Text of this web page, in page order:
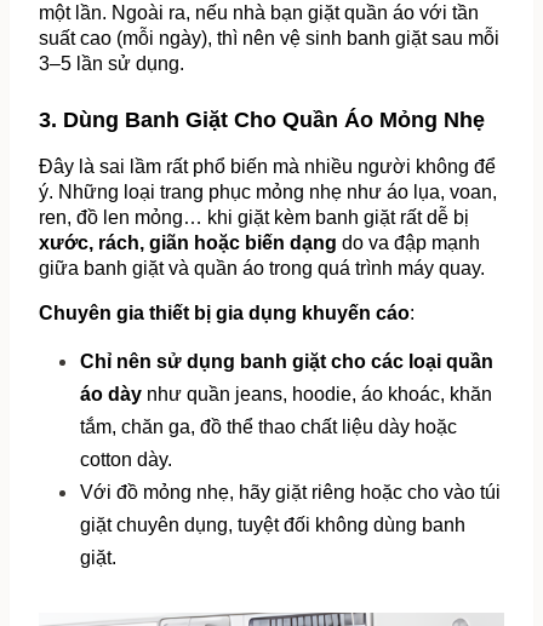
một lần. Ngoài ra, nếu nhà bạn giặt quần áo với tần
suất cao (mỗi ngày), thì nên vệ sinh banh giặt sau mỗi
3–5 lần sử dụng.
3. Dùng Banh Giặt Cho Quần Áo Mỏng Nhẹ
Đây là sai lầm rất phổ biến mà nhiều người không để
ý. Những loại trang phục mỏng nhẹ như áo lụa, voan,
xước, rách, giãn hoặc biến dạng do va đập mạnh
giữa banh giặt và quần áo trong quá trình máy quay.
Chuyên gia thiết bị gia dụng khuyến cáo:
Chỉ nên sử dụng banh giặt cho các loại quần
áo dày như quần jeans, hoodie, áo khoác, khăn
tắm, chăn ga, đồ thể thao chất liệu dày hoặc
cotton dày.
Với đồ mỏng nhẹ, hãy giặt riêng hoặc cho vào túi
giặt chuyên dụng, tuyệt đối không dùng banh
giặt.